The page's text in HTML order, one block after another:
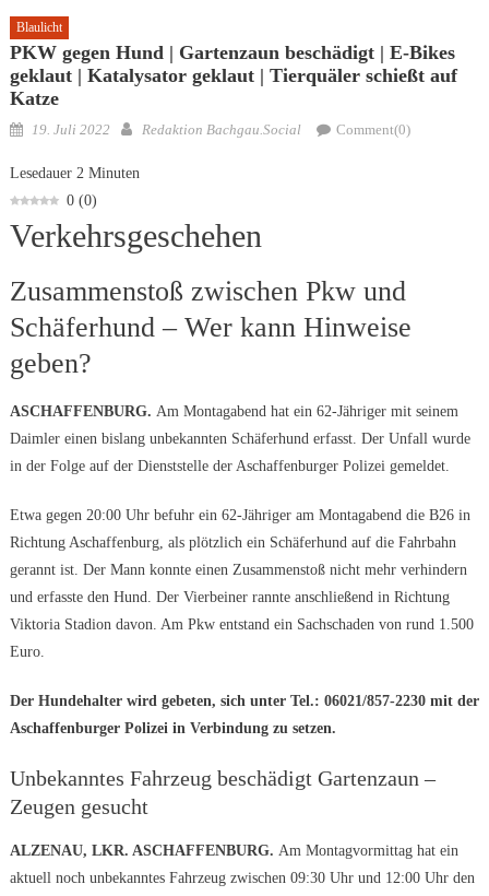
Blaulicht
PKW gegen Hund | Gartenzaun beschädigt | E-Bikes
geklaut | Katalysator geklaut | Tierquäler schießt auf
Katze
Posted
19. Juli 2022 Author
Redaktion Bachgau.Social Comment(0)
Lesedauer 2 Minuten
0 (0)
Verkehrsgeschehen
Zusammenstoß zwischen Pkw und
Schäferhund – Wer kann Hinweise
geben?
ASCHAFFENBURG. Am Montagabend hat ein 62-Jähriger mit seinem
Daimler einen bislang unbekannten Schäferhund erfasst. Der Unfall wurde
in der Folge auf der Dienststelle der Aschaffenburger Polizei gemeldet.
Etwa gegen 20:00 Uhr befuhr ein 62-Jähriger am Montagabend die B26 in
Richtung Aschaffenburg, als plötzlich ein Schäferhund auf die Fahrbahn
gerannt ist. Der Mann konnte einen Zusammenstoß nicht mehr verhindern
und erfasste den Hund. Der Vierbeiner rannte anschließend in Richtung
Viktoria Stadion davon. Am Pkw entstand ein Sachschaden von rund 1.500
Euro.
Der Hundehalter wird gebeten, sich unter Tel.: 06021/857-2230 mit der
Aschaffenburger Polizei in Verbindung zu setzen.
Unbekanntes Fahrzeug beschädigt Gartenzaun –
Zeugen gesucht
ALZENAU, LKR. ASCHAFFENBURG. Am Montagvormittag hat ein
aktuell noch unbekanntes Fahrzeug zwischen 09:30 Uhr und 12:00 Uhr den